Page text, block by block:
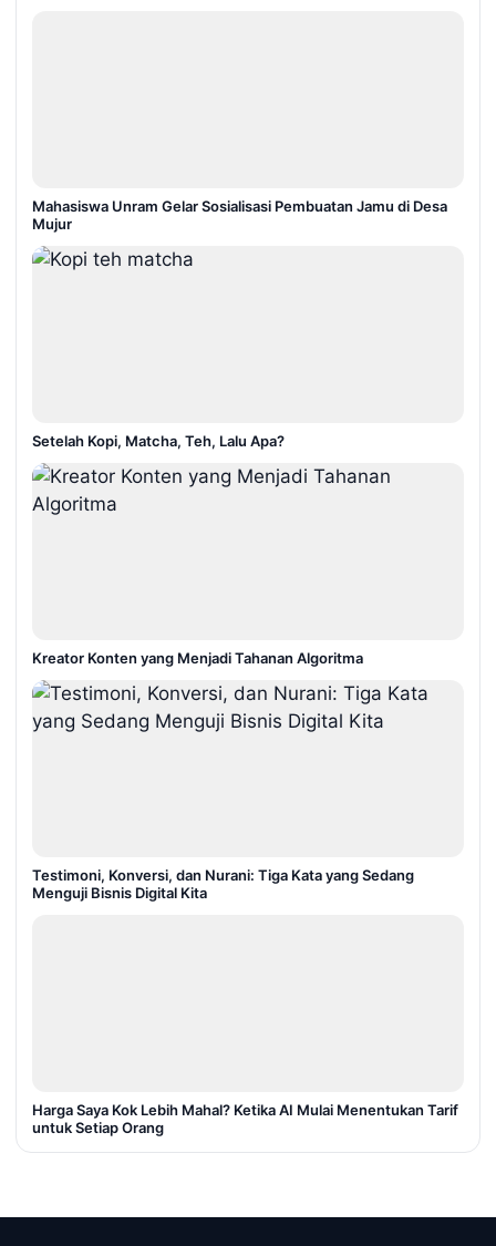
Mahasiswa Unram Gelar Sosialisasi Pembuatan Jamu di Desa
Mujur
Setelah Kopi, Matcha, Teh, Lalu Apa?
Kreator Konten yang Menjadi Tahanan Algoritma
Testimoni, Konversi, dan Nurani: Tiga Kata yang Sedang
Menguji Bisnis Digital Kita
Harga Saya Kok Lebih Mahal? Ketika AI Mulai Menentukan Tarif
untuk Setiap Orang